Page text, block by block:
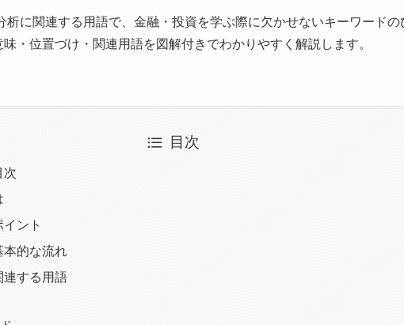
に関連する用語で、金融・投資を学ぶ際に欠かせないキーワードの
・位置づけ・関連用語を図解付きでわかりやすく解説します。
目次
次
イント
本的な流れ
連する用語